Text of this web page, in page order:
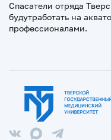
Спасатели отряда
будутработать на
профессионалами.